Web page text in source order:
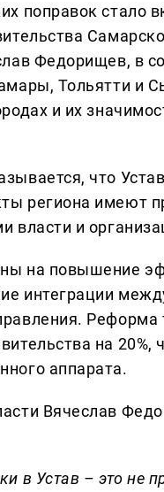
поправок стало
Федорищев, в
Тольятти и
и их
что
региона имеют
власти и
на повышение
интеграции
на 20%,
аппарата.
Вячеслав
в Устав – это не